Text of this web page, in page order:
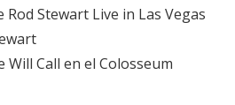
Stewart Live in Las Vegas
Call en el Colosseum